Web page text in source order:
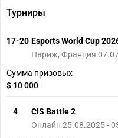
Турниры
17-20 Esports World Cup
Париж, Франция
Сумма призовых
$ 10 000
4
CIS Battle 2
Онлайн 25.08.2025 -